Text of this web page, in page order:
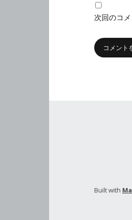
次回のコ
Built with